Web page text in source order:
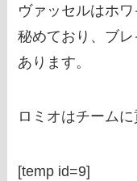
ヴァッセルはホ
秘めており、ブ
あります。
ロミオはチームに
[temp id=9]